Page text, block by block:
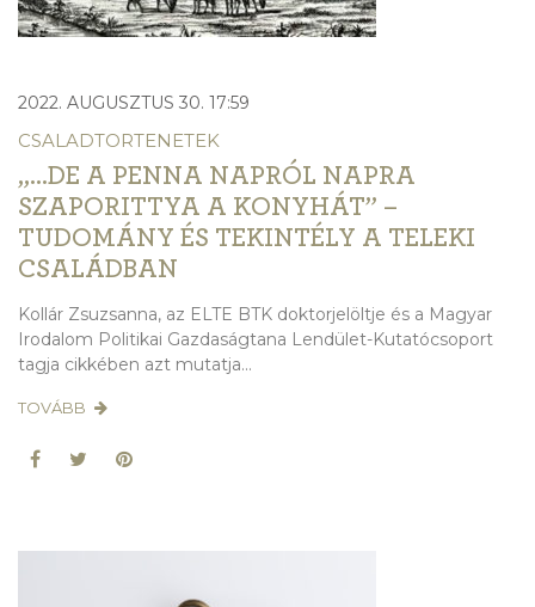
2022. AUGUSZTUS 30. 17:59
CSALADTORTENETEK
„…DE A PENNA NAPRÓL NAPRA
SZAPORITTYA A KONYHÁT” –
TUDOMÁNY ÉS TEKINTÉLY A TELEKI
CSALÁDBAN
Kollár Zsuzsanna, az ELTE BTK doktorjelöltje és a Magyar
Irodalom Politikai Gazdaságtana Lendület-Kutatócsoport
tagja cikkében azt mutatja...
TOVÁBB